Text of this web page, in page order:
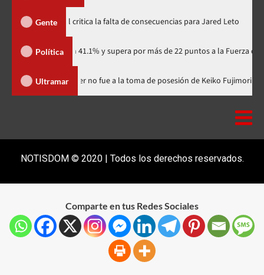
Gente
Directora de documental critica la falta de consecuencias para Jared
Política
con 41.1% y supera por más de 22 puntos a la Fuerza del Pueblo
Ultramar Luis Abinader no fue a la toma de posesión de Keiko
NOTISDOM © 2020 | Todos los derechos reservados.
Comparte en tus Redes Sociales